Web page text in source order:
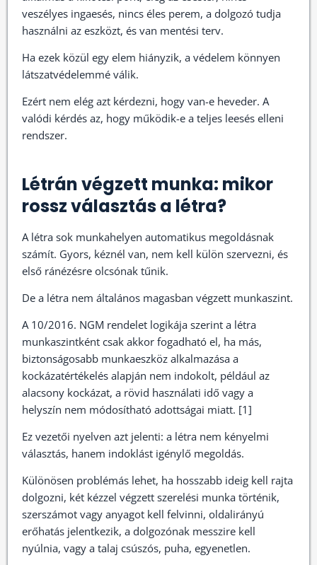
veszélyes ingaesés, nincs éles perem, a dolgozó tudja
használni az eszközt, és van mentési terv.
Ha ezek közül egy elem hiányzik, a védelem könnyen
látszatvédelemmé válik.
Ezért nem elég azt kérdezni, hogy van-e heveder. A
valódi kérdés az, hogy működik-e a teljes leesés elleni
rendszer.
Létrán végzett munka: mikor
rossz választás a létra?
A létra sok munkahelyen automatikus megoldásnak
számít. Gyors, kéznél van, nem kell külön szervezni, és
első ránézésre olcsónak tűnik.
De a létra nem általános magasban végzett munkaszint.
A 10/2016. NGM rendelet logikája szerint a létra
munkaszintként csak akkor fogadható el, ha más,
biztonságosabb munkaeszköz alkalmazása a
kockázatértékelés alapján nem indokolt, például az
alacsony kockázat, a rövid használati idő vagy a
helyszín nem módosítható adottságai miatt. [1]
Ez vezetői nyelven azt jelenti: a létra nem kényelmi
választás, hanem indoklást igénylő megoldás.
Különösen problémás lehet, ha hosszabb ideig kell rajta
dolgozni, két kézzel végzett szerelési munka történik,
szerszámot vagy anyagot kell felvinni, oldalirányú
erőhatás jelentkezik, a dolgozónak messzire kell
nyúlnia, vagy a talaj csúszós, puha, egyenetlen.